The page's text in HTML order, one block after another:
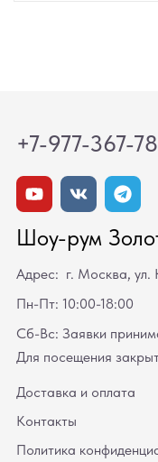
+7-977-367-
Шоу-рум
Адрес: г. Москва, ул.
Пн-Пт: 10:00-18:00
Сб-Вс: Заявки
Для посещения
Доставка и оплата
Контакты
Политика